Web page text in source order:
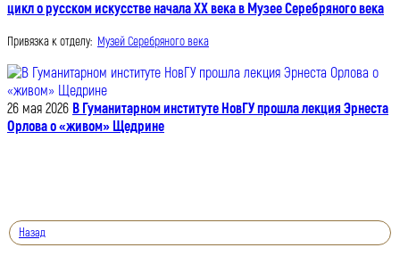
цикл о русском искусстве начала XX века в Музее Серебряного века
Привязка к отделу: Музей Серебряного века
26 мая 2026 В Гуманитарном институте НовГУ прошла лекция Эрнеста
Орлова о «живом» Щедрине
Назад